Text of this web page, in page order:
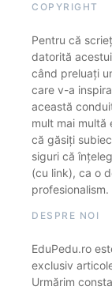
COPYRIGHT
Pentru că
datorită
când preluați
care v-a
această
mult mai multă
că găsiți
siguri că
(cu link), ca o
profesionalism.
DESPRE NOI
EduPedu.ro
exclusiv
Urmărim